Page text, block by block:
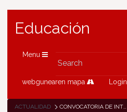
Educación
Menu
webgunearen mapa Login
ACTUALIDAD CONVOCATORIA DE INTEGRACIÓN EN LA RED DE ESCUELAS SOSTENIBLES DE NAVARRA